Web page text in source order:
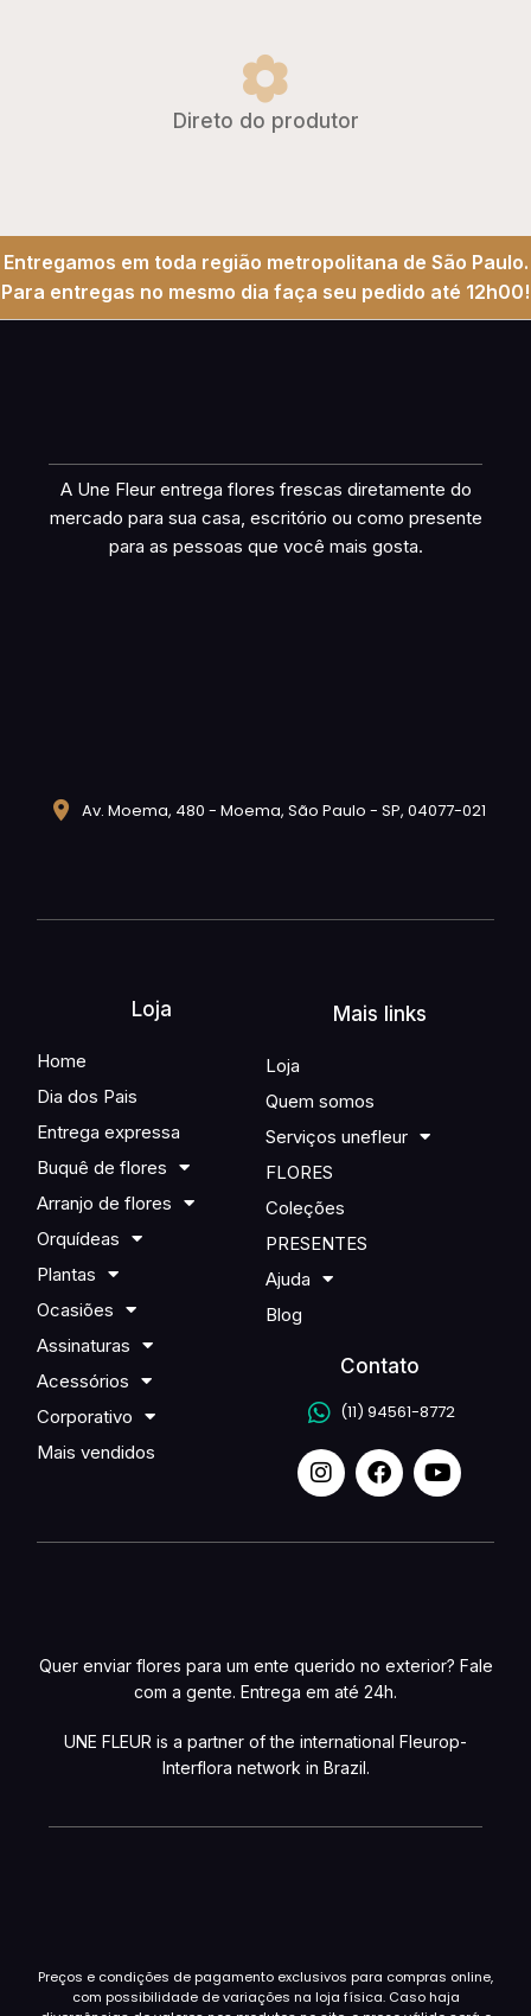
Direto do produtor
Entregamos em toda região metropolitana de São Paulo.
Para entregas no mesmo dia faça seu pedido até 12h00!
A Une Fleur entrega flores frescas diretamente do
mercado para sua casa, escritório ou como presente
para as pessoas que você mais gosta.
Av. Moema, 480 - Moema, São Paulo - SP, 04077-021
Loja
Home
Dia dos Pais
Entrega expressa
Buquê de flores
Arranjo de flores
Orquídeas
Plantas
Ocasiões
Assinaturas
Acessórios
Corporativo
Mais vendidos
Mais links
Loja
Quem somos
Serviços unefleur
FLORES
Coleções
PRESENTES
Ajuda
Blog
Contato
(11) 94561-8772
Quer enviar flores para um ente querido no exterior? Fale
com a gente. Entrega em até 24h.
UNE FLEUR is a partner of the international Fleurop-
Interflora network in Brazil.
Preços e condições de pagamento exclusivos para compras online,
com possibilidade de variações na loja física. Caso haja